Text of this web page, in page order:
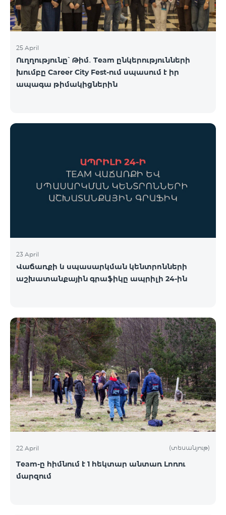
25 April
Ուղղությունը՝ Թիմ․ Team ընկերությունների
խումբը Career City Fest-ում սպասում է իր
ապագա թիմակիցներին
23 April
Վաճառքի և սպասարկման կենտրոնների
աշխատանքային գրաֆիկը ապրիլի 24-ին
22 April (տեսանյութ)
Team-ը հիմնում է 1 հեկտար անտառ Լոռու
մարզում